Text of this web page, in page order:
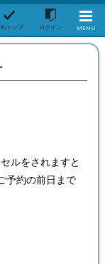
トップ ログイン MENU
ルをされますと
予約の前日まで